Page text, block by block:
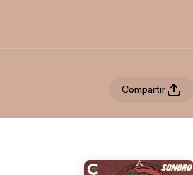
Compartir